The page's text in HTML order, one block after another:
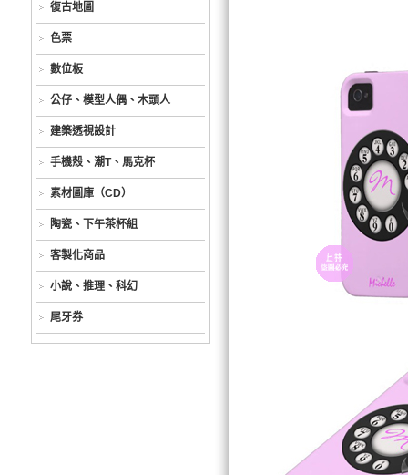
復古地圖
色票
數位板
公仔、模型人偶、木頭人
建築透視設計
手機殼、潮T、馬克杯
素材圖庫（CD）
陶瓷、下午茶杯組
客製化商品
小說、推理、科幻
尾牙券